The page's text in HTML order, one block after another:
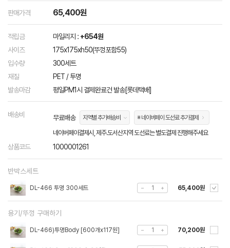
판매가격 65,400원
적립금 마일리지 : +654원
사이즈
175x175xh50(뚜껑포함55)
입수량
300세트
재질
PET / 투명
발송마감
평일PM1시 결제완료건 발송[롯데택배]
배송비 무료배송 지역별 추가배송비 ※ 네이버페이 도선료 추가결제
네이버페이결제시, 제주.도서산지역 도선료는 별도결제 진행해주세요
상품코드 1000001261
반박스세트
DL-466 투명 300세트 65,400원
용기/뚜껑 구매하기
DL-466)투명Body [600개x117원] 70,200원